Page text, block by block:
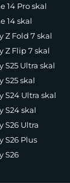
14 Pro skal
14 skal
Z Fold 7 skal
Z Flip 7 skal
S25 Ultra skal
S25 skal
S24 Ultra skal
S24 skal
S26 Ultra
S26 Plus
S26